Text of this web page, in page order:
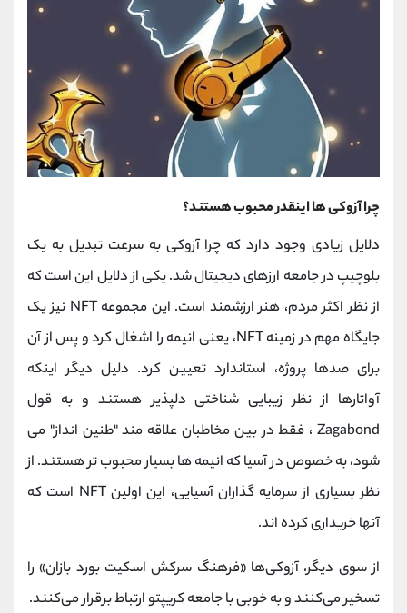
چرا آزوکی ها اینقدر محبوب هستند؟
دلایل زیادی وجود دارد که چرا آزوکی به سرعت تبدیل به یک
بلوچیپ در جامعه ارزهای دیجیتال شد. یکی از دلایل این است که
از نظر اکثر مردم، هنر ارزشمند است. این مجموعه NFT نیز یک
جایگاه مهم در زمینه NFT، یعنی انیمه را اشغال کرد و پس از آن
برای صدها پروژه، استاندارد تعیین کرد. دلیل دیگر اینکه
آواتارها از نظر زیبایی شناختی دلپذیر هستند و به قول
Zagabond ، فقط در بین مخاطبان علاقه مند "طنین انداز" می
شود، به خصوص در آسیا که انیمه ها بسیار محبوب تر هستند. از
نظر بسیاری از سرمایه گذاران آسیایی، این اولین NFT است که
آنها خریداری کرده اند.
از سوی دیگر، آزوکی‌ها «فرهنگ سرکش اسکیت ‌بورد‌ بازان» را
تسخیر می‌کنند و به خوبی با جامعه کریپتو ارتباط برقرار می‌کنند.